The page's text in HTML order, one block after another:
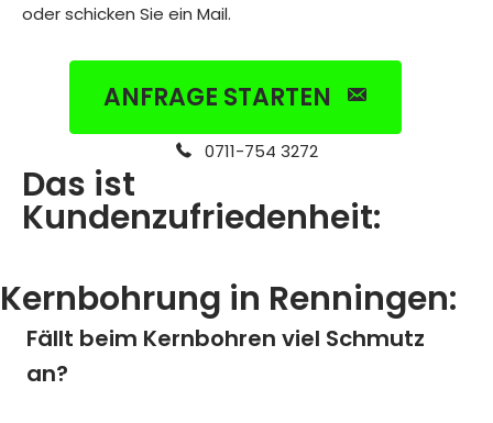
oder schicken Sie ein Mail.
ANFRAGE STARTEN
0711-754 3272
Das ist
Kundenzufriedenheit:
Kernbohrung in Renningen:
Fällt beim Kernbohren viel Schmutz
an?